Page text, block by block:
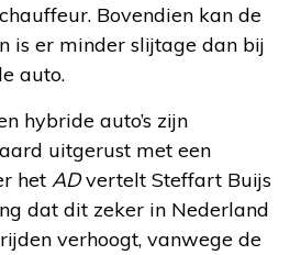
Bovendien kan de
is er minder slijtage dan bij
auto.
hybride auto’s zijn
uitgerust met een
het ADvertelt Steffart Buijs
dat dit zeker in Nederland
verhoogt, vanwege de